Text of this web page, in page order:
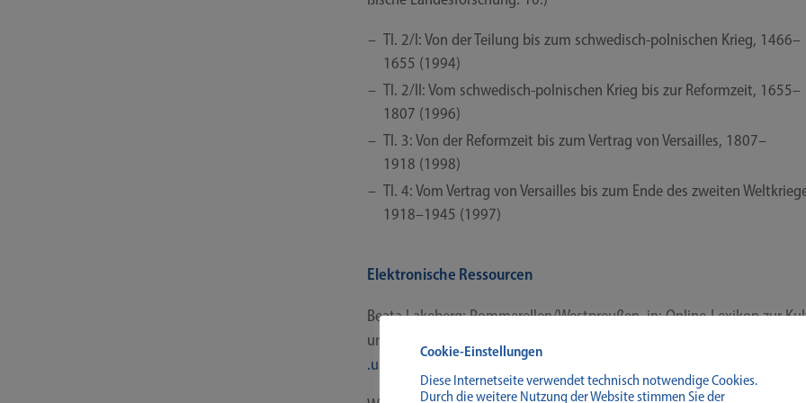
Tl. 2/​​I: Von der Tei­lung bis zum schwedisch-​​polnischen Krieg, 1466–
1655 (1994)
Tl. 2/​​II: Vom schwedisch-​​polnischen Krieg bis zur Reform­zeit, 1655–
1807 (1996)
Tl. 3: Von der Reform­zeit bis zum Ver­trag von Ver­sailles, 1807–
1918 (1998)
Tl. 4: Vom Ver­trag von Ver­sailles bis zum Ende des zwei­ten
1918–1945 (1997)
Elektronische Ressourcen
Bea­ta Lake­berg: Pommerellen/​​Westpreußen, in: Online-​​Lexikon zur
und Geschich­te der Deut­schen im öst­li­chen Euro­pa, 2013. URL:
ome​-
.uni​-olden​burg​.de/​5​4​1​6​4​.​h​tml
Cookie-Einstellungen
Diese Internetseite verwendet technisch notwendige Cookies.
Durch die weitere Nutzung der Website stimmen Sie der